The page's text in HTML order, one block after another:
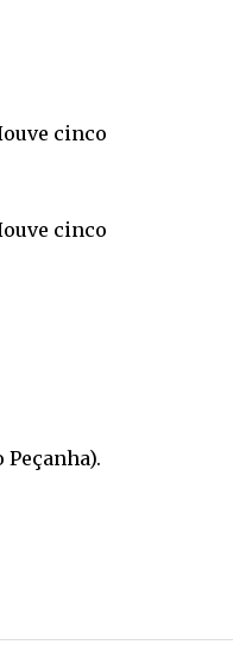
cinco
cinco